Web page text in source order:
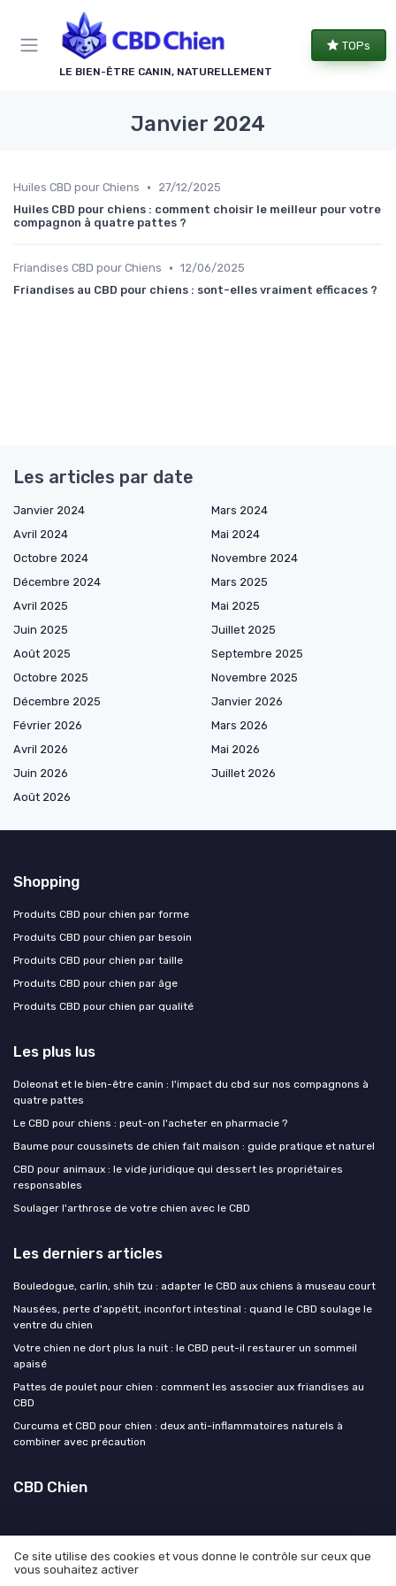
LE BIEN-ÊTRE CANIN, NATURELLEMENT
TOPs
Janvier 2024
Huiles CBD pour Chiens •
27/12/2025
Huiles CBD pour chiens : comment choisir le meilleur pour votre
compagnon à quatre pattes ?
Friandises CBD pour Chiens • 12/06/2025
Friandises au CBD pour chiens : sont-elles vraiment efficaces ?
Les articles par date
Janvier 2024
Mars 2024
Avril 2024
Mai 2024
Octobre 2024
Novembre 2024
Décembre 2024
Mars 2025
Avril 2025
Mai 2025
Juin 2025
Juillet 2025
Août 2025
Septembre 2025
Octobre 2025
Novembre 2025
Décembre 2025
Janvier 2026
Février 2026
Mars 2026
Avril 2026
Mai 2026
Juin 2026
Juillet 2026
Août 2026
Shopping
Produits CBD pour chien par forme
Produits CBD pour chien par besoin
Produits CBD pour chien par taille
Produits CBD pour chien par âge
Produits CBD pour chien par qualité
Les plus lus
Doleonat et le bien-être canin : l'impact du cbd sur nos compagnons à
quatre pattes
Le CBD pour chiens : peut-on l'acheter en pharmacie ?
Baume pour coussinets de chien fait maison : guide pratique et naturel
CBD pour animaux : le vide juridique qui dessert les propriétaires
responsables
Soulager l'arthrose de votre chien avec le CBD
Les derniers articles
Bouledogue, carlin, shih tzu : adapter le CBD aux chiens à museau court
Nausées, perte d'appétit, inconfort intestinal : quand le CBD soulage le
ventre du chien
Votre chien ne dort plus la nuit : le CBD peut-il restaurer un sommeil
apaisé
Pattes de poulet pour chien : comment les associer aux friandises au
CBD
Curcuma et CBD pour chien : deux anti-inflammatoires naturels à
combiner avec précaution
CBD Chien
Mentions légales
Panneau de gestion des cookies
Ce site utilise des cookies et vous donne le contrôle sur ceux que
vous souhaitez activer